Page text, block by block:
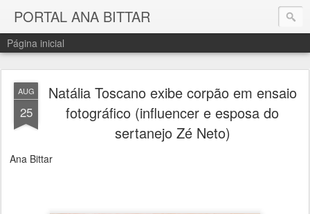
PORTAL ANA BITTAR
Página inicial
AUG
25
Natália Toscano exibe corpão em ensaio
fotográfico (influencer e esposa do
sertanejo Zé Neto)
Ana Bittar